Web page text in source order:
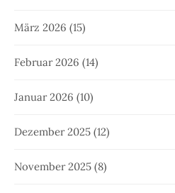
März 2026 (15)
Februar 2026 (14)
Januar 2026 (10)
Dezember 2025 (12)
November 2025 (8)